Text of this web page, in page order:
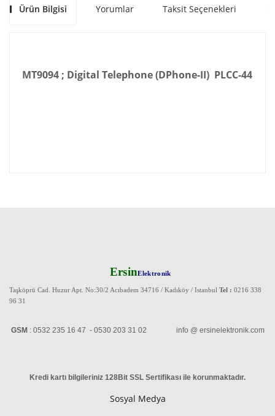
Ürün Bilgisi Yorumlar Taksit Seçenekleri
MT9094 ; Digital Telephone (DPhone-II) PLCC-44
ErsinElektronik
Taşköprü Cad. Huzur Apt. No:30/2 Acıbadem 34716 / Kadıköy / Istanbul Tel : 0216 338
96 31
GSM : 0532 235 16 47 - 0530 203 31 02 info @ ersinelektronik.com
Kredi kartı bilgileriniz 128Bit SSL Sertifikası ile korunmaktadır.
Sosyal Medya